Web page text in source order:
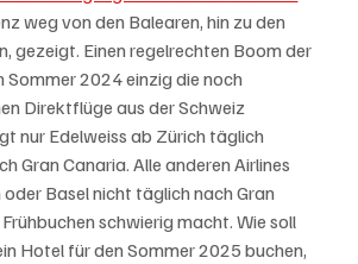
weg von den Balearen, hin zu den
gezeigt. Einen regelrechten Boom der
Sommer 2024 einzig die noch
Direktflüge aus der Schweiz
nur Edelweiss ab Zürich täglich
Gran Canaria. Alle anderen Airlines
Basel nicht täglich nach Gran
schwierig macht. Wie soll
Hotel für den Sommer 2025 buchen,